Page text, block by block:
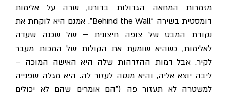
מזמרות המחאה הגדולות בדורנו, שרה על אלימות
דומסטית בשירה "Behind the Wall". אמנם היא לוקחת את
נקודת המבט של צופה חיצונית – של שכנה שעדה
לאלימות, כשהיא שומעת את הקולות של המכות מעבר
לקיר. אבל דמות ההזדהות שלה היא האישה המוכה –
ליבה יוצא אליה, והיא מנסה לעזור לה. היא מגלה שפנייה
למשטרה לא תעזור פה ("הם אומרים שהם לא יכולים